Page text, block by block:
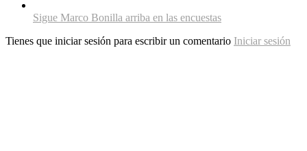
Sigue Marco Bonilla arriba en las encuestas
Tienes que iniciar sesión para escribir un comentario Iniciar sesión